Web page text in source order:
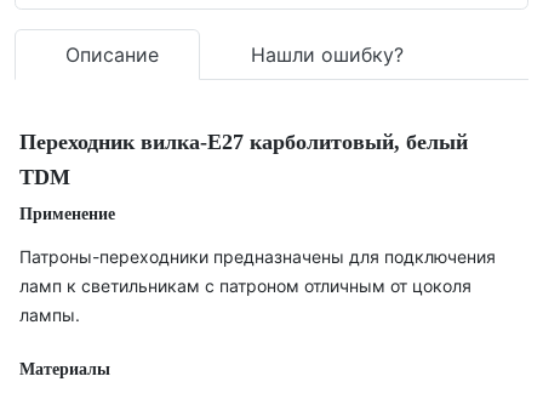
Описание Нашли ошибку?
Переходник вилка-Е27 карболитовый, белый
TDM
Применение
Патроны-переходники предназначены для подключения
ламп к светильникам с патроном отличным от цоколя
лампы.
Материалы